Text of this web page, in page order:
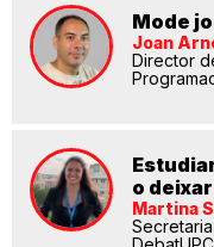
Mode
Joan
Director
o
Martina